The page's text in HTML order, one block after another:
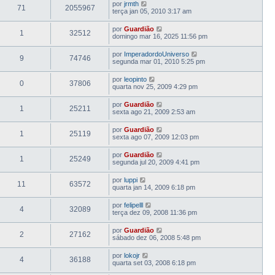
71 2055967 por jrmth
terça jan 05, 2010 3:17 am
1 32512 por Guardião
domingo mar 16, 2025 11:56 pm
9 74746 por ImperadordoUniverso
segunda mar 01, 2010 5:25 pm
0 37806 por leopinto
quarta nov 25, 2009 4:29 pm
1 25211 por Guardião
sexta ago 21, 2009 2:53 am
1 25119 por Guardião
sexta ago 07, 2009 12:03 pm
1 25249 por Guardião
segunda jul 20, 2009 4:41 pm
11 63572 por luppi
quarta jan 14, 2009 6:18 pm
4 32089 por felipelll
terça dez 09, 2008 11:36 pm
2 27162 por Guardião
sábado dez 06, 2008 5:48 pm
4 36188 por lokojr
quarta set 03, 2008 6:18 pm